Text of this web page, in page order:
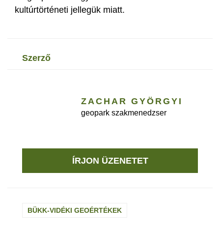
kultúrtörténeti jellegük miatt.
szerző
ZACHAR GYÖRGYI
geopark szakmenedzser
ÍRJON ÜZENETET
BÜKK-VIDÉKI GEOÉRTÉKEK